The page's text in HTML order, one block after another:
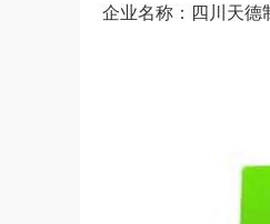
企业名称：四川天德